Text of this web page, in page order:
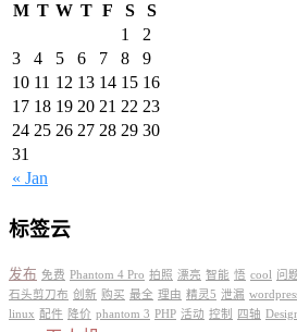
M T W T F S S
« Jan
1
2
3
4 5 6 7 8
9
10 11 12 13 14 15 16
17 18 19 20 21 22 23
24 25 26 27 28 29 30
31
标签云
发布 免费 Phantom 4 Pro 拍照 漂亮 智能 悟 cool 问
石头剪刀布 创新 购买 最全 理由 精灵5 泄漏
linux 配件 降价 phantom 3 PHP 活动 控制 四轴